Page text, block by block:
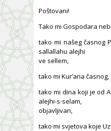
Poštovani!
Tako mi Gospodara
tako mi našeg časnog
sallallahu alejhi
ve sellem,
tako mi Kur’ana časnog,
tako mi dina koji je od
alejhi-s-selam,
objavljivan,
tako mi svjetova koje